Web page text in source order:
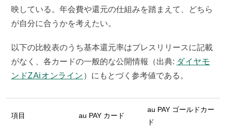
映している。年会費や還元の仕組みを踏まえて、どちら
が自分に合うかを考えたい。
以下の比較表のうち基本還元率はプレスリリースに記載
がなく、各カードの一般的な公開情報（出典: ダイヤモ
ンドZAiオンライン ）にもとづく参考値である。
項目 au PAY カード
au PAY ゴールドカー
ド